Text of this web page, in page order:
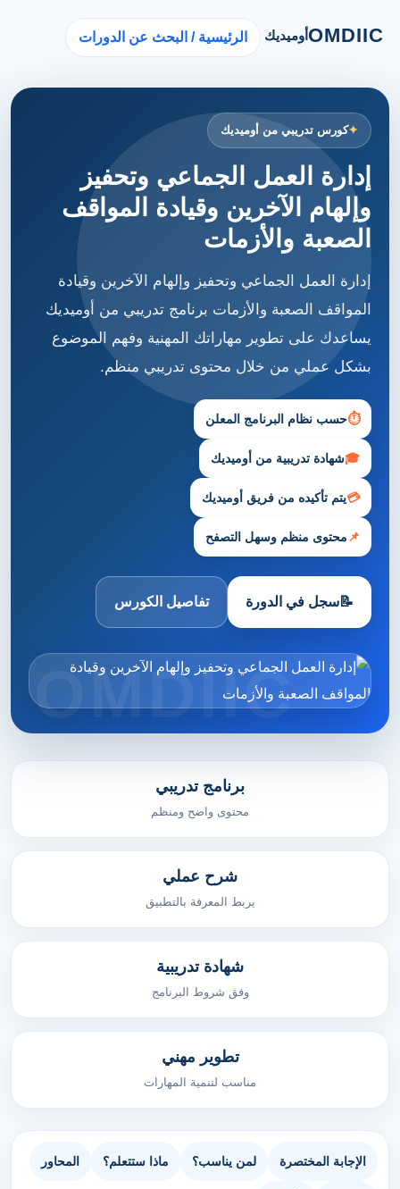
OMDIICأوميديك الرئيسية / البحث عن الدورات
كورس تدريبي من أوميديك
إدارة العمل الجماعي وتحفيز
وإلهام الآخرين وقيادة المواقف
الصعبة والأزمات
إدارة العمل الجماعي وتحفيز وإلهام الآخرين وقيادة
المواقف الصعبة والأزمات برنامج تدريبي من أوميديك
يساعدك على تطوير مهاراتك المهنية وفهم الموضوع
بشكل عملي من خلال محتوى تدريبي منظم.
⏱حسب نظام البرنامج المعلن
🎓شهادة تدريبية من أوميديك
💳يتم تأكيده من فريق أوميديك
📌محتوى منظم وسهل التصفح
📝سجل في الدورة تفاصيل الكورس
برنامج تدريبي
محتوى واضح ومنظم
شرح عملي
يربط المعرفة بالتطبيق
شهادة تدريبية
وفق شروط البرنامج
تطوير مهني
مناسب لتنمية المهارات
الإجابة المختصرة لمن يناسب؟ ماذا ستتعلم؟ المحاور